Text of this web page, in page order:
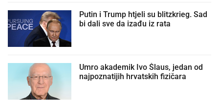
Putin i Trump htjeli su blitzkrieg. Sad
bi dali sve da izađu iz rata
Umro akademik Ivo Šlaus, jedan od
najpoznatijih hrvatskih fizičara